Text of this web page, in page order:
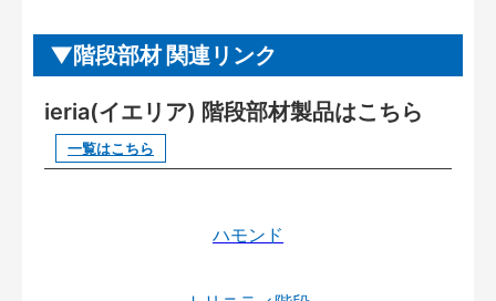
階段部材 関連リンク
ieria(イエリア) 階段部材製品はこちら
一覧はこちら
ハモンド